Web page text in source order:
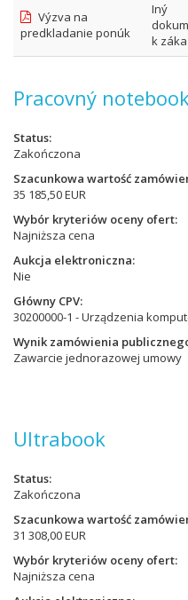
Výzva na
predkladanie ponúk
Iný
k
Pracovný
Status
Zakończona
Szacunkowa wartość
35 185,50 EUR
Wybór kryteriów oceny ofert
Najniższa cena
Aukcja elektroniczna
Nie
Główny CPV
30200000-1 - Urządzenia
Wynik zamówienia
Zawarcie jednorazowej umowy
Ultrabook
Status
Zakończona
Szacunkowa wartość
31 308,00 EUR
Wybór kryteriów oceny ofert
Najniższa cena